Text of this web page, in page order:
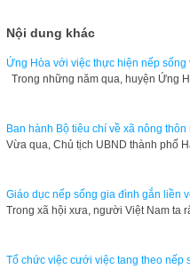
Nội dung khác
Ứng Hòa với việc thực hiện nếp
Trong những năm qua, huyện Ứng
Ban hành Bộ tiêu chí về xã nông
Vừa qua, Chủ tịch UBND thành phố
Giáo dục nếp sống gia đình gắn liền
​Trong xã hội xưa, người Việt Nam ta
Tổ chức việc cưới việc tang theo nếp